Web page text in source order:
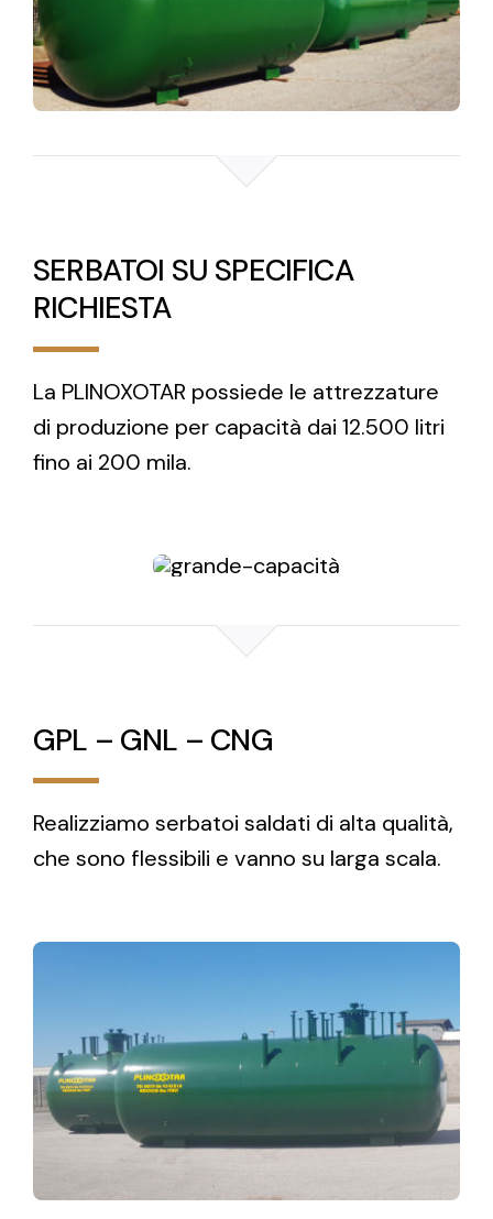
SERBATOI SU SPECIFICA
RICHIESTA
La PLINOXOTAR possiede le attrezzature
di produzione per capacità dai 12.500 litri
fino ai 200 mila.
GPL – GNL – CNG
Realizziamo serbatoi saldati di alta qualità,
che sono flessibili e vanno su larga scala.